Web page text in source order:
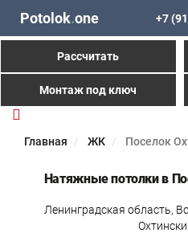
Potolok.one +7
Рассчитать
Монтаж под ключ
Главная ЖК Поселок
Натяжные потолки в
Ленинградская область,